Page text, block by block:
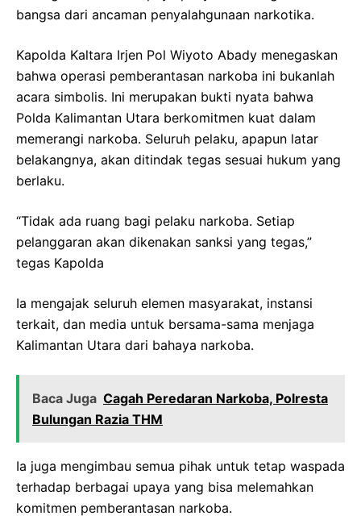
bangsa dari ancaman penyalahgunaan narkotika.
Kapolda Kaltara Irjen Pol Wiyoto Abady menegaskan
bahwa operasi pemberantasan narkoba ini bukanlah
acara simbolis. Ini merupakan bukti nyata bahwa
Polda Kalimantan Utara berkomitmen kuat dalam
memerangi narkoba. Seluruh pelaku, apapun latar
belakangnya, akan ditindak tegas sesuai hukum yang
berlaku.
“Tidak ada ruang bagi pelaku narkoba. Setiap
pelanggaran akan dikenakan sanksi yang tegas,”
tegas Kapolda
Ia mengajak seluruh elemen masyarakat, instansi
terkait, dan media untuk bersama-sama menjaga
Kalimantan Utara dari bahaya narkoba.
Baca Juga Cagah Peredaran Narkoba, Polresta
Bulungan Razia THM
Ia juga mengimbau semua pihak untuk tetap waspada
terhadap berbagai upaya yang bisa melemahkan
komitmen pemberantasan narkoba.